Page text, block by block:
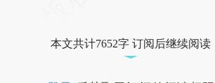
本文共计7652字 订阅后继续阅读